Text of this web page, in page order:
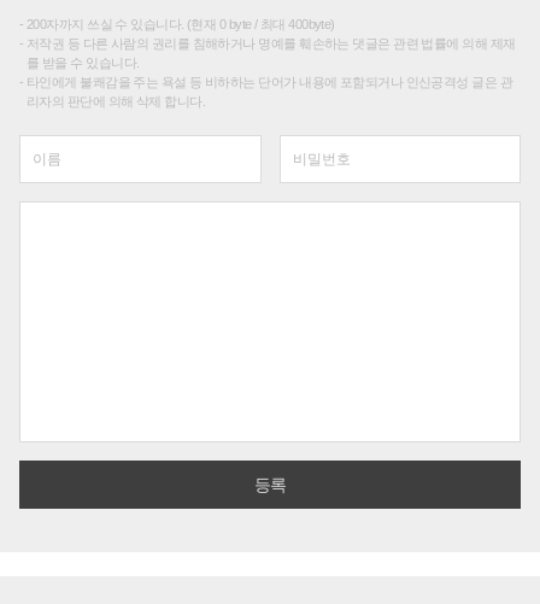
200자까지 쓰실 수 있습니다. (현재 0 byte / 최대 400byte)
저작권 등 다른 사람의 권리를 침해하거나 명예를 훼손하는 댓글은 관련 법률에 의해 제재
를 받을 수 있습니다.
타인에게 불쾌감을 주는 욕설 등 비하하는 단어가 내용에 포함되거나 인신공격성 글은 관
리자의 판단에 의해 삭제 합니다.